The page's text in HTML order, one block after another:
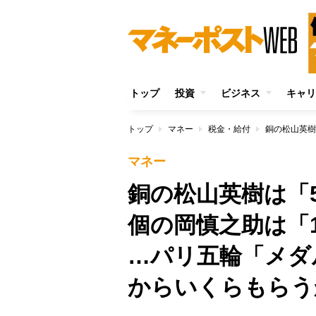
トップ 投資 ビジネス キャ
トップ マネー 税金・給付
マネー
銅の松山英樹は
個の岡慎之助は「
…パリ五輪「メダ
からいくらもら